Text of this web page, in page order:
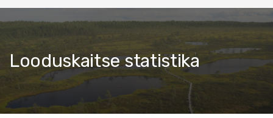
Looduskaitse statistika